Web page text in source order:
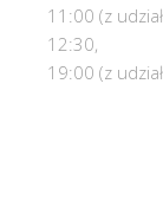
11:00 (z
12:30,
19:00 (z